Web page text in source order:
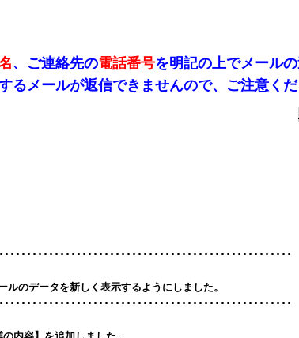
、ご連絡先の電話番号を明記の上でメール
メールが返信できませんので、ご注意くだ
･･･････････････････････････････････････････････････
のデータを新しく表示するようにしました。
･･･････････････････････････････････････････････････